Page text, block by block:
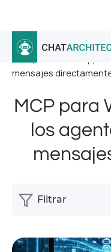
Inicio Noticias /
MCP para WhatsApp:
mensajes
MCP para
los
Filtrar